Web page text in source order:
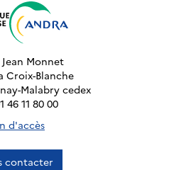
Jean Monnet
Croix-Blanche
Malabry cedex
46 11 80 00
d'accès
contacter